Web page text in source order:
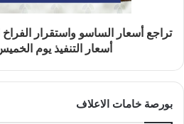
تراجع أسعار الساسو واستقرار
أسعار التنفيذ يوم الخميس 6/8/
بورصة خامات الاعلاف